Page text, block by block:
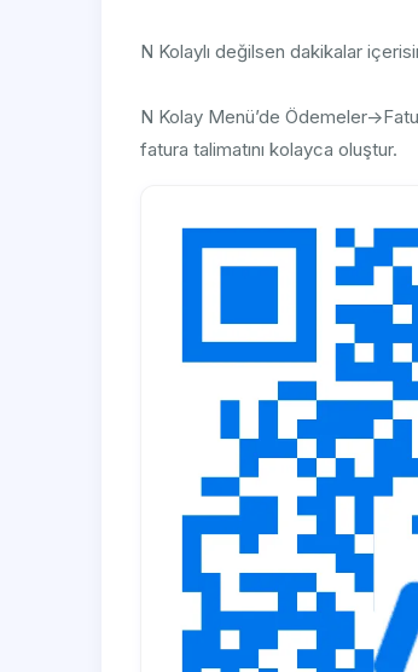
N Kolaylı değilsen dakikalar
N Kolay Menü’de Ödemeler-
fatura talimatını kolayca oluştur.